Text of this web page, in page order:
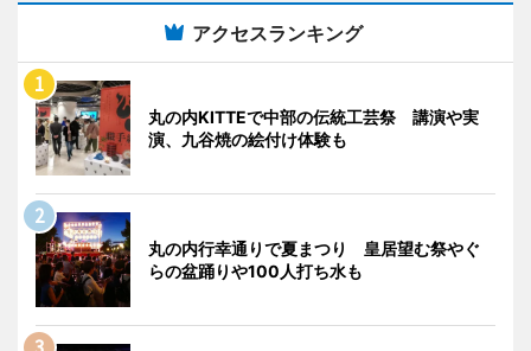
アクセスランキング
丸の内KITTEで中部の伝統工芸祭 講演や実
演、九谷焼の絵付け体験も
丸の内行幸通りで夏まつり 皇居望む祭やぐ
らの盆踊りや100人打ち水も